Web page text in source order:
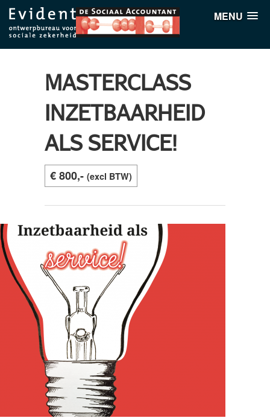
MENU
MASTERCLASS
INZETBAARHEID
ALS SERVICE!
€ 800,- (excl BTW)